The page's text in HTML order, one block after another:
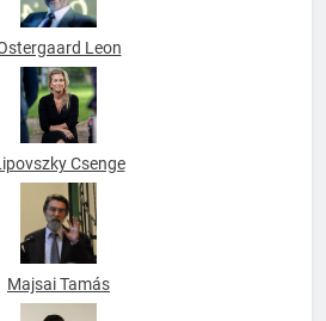
Ostergaard Leon
Lipovszky Csenge
Majsai Tamás